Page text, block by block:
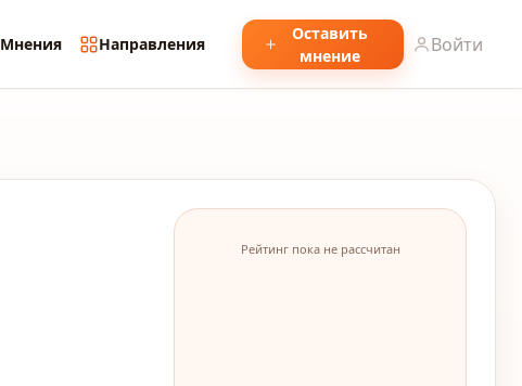
Мнения Направления
Оставить
мнение
Войти
Рейтинг пока не рассчитан